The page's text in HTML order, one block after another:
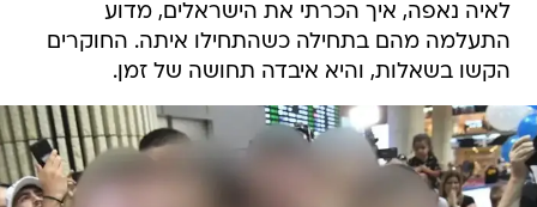
לאיה נאפה, איך הכרתי את הישראלים, מדוע
התעלמה מהם בתחילה כשהתחילו איתה. החוקרים
הקשו בשאלות, והיא איבדה תחושה של זמן.